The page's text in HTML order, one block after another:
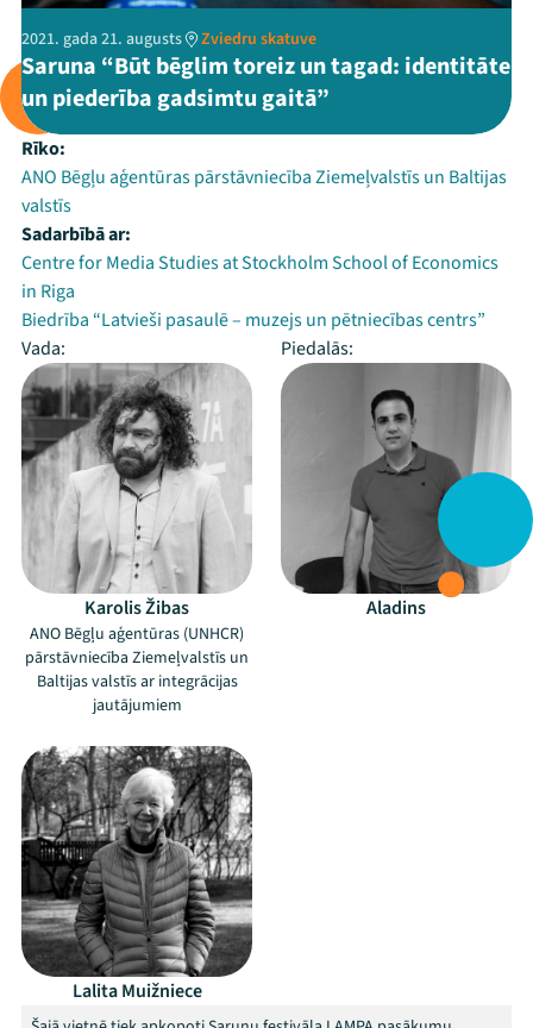
2021. gada 21. augusts Zviedru skatuve
Saruna “Būt bēglim toreiz un tagad: identitāte
un piederība gadsimtu gaitā”
Rīko:
ANO Bēgļu aģentūras pārstāvniecība Ziemeļvalstīs un Baltijas
valstīs
Sadarbībā ar:
Centre for Media Studies at Stockholm School of Economics
in Riga
Biedrība “Latvieši pasaulē – muzejs un pētniecības centrs”
Vada:
Piedalās:
Karolis Žibas
ANO Bēgļu aģentūras (UNHCR)
pārstāvniecība Ziemeļvalstīs un
Baltijas valstīs ar integrācijas
jautājumiem
Aladins
Lalita Muižniece